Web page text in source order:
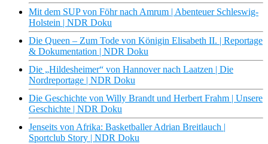
Mit dem SUP von Föhr nach Amrum | Abenteuer Schleswig-
Holstein | NDR Doku
Die Queen – Zum Tode von Königin Elisabeth II. | Reportage
& Dokumentation | NDR Doku
Die „Hildesheimer“ von Hannover nach Laatzen | Die
Nordreportage | NDR Doku
Die Geschichte von Willy Brandt und Herbert Frahm | Unsere
Geschichte | NDR Doku
Jenseits von Afrika: Basketballer Adrian Breitlauch |
Sportclub Story | NDR Doku